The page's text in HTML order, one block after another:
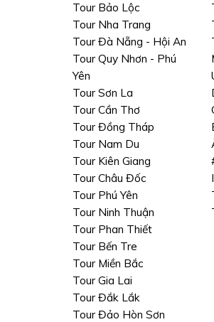
Tour Bảo Lộc
Tour Nha Trang
Tour Đà Nẵng - Hội An
Tour Quy Nhơn - Phú
Yên
Tour Sơn La
Tour Cần Thơ
Tour Đồng Tháp
Tour Nam Du
Tour Kiên Giang
Tour Châu Đốc
Tour Phú Yên
Tour Ninh Thuận
Tour Phan Thiết
Tour Bến Tre
Tour Miền Bắc
Tour Gia Lai
Tour Đắk Lắk
Tour Đảo Hòn Sơn